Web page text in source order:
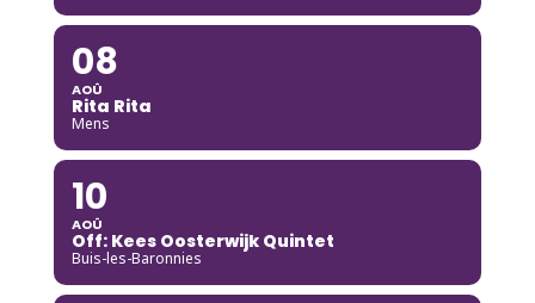
08
AOÛ
Rita Rita
Mens
10
AOÛ
Off: Kees Oosterwijk Quintet
Buis-les-Baronnies